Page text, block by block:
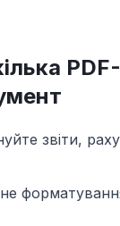
звіти,